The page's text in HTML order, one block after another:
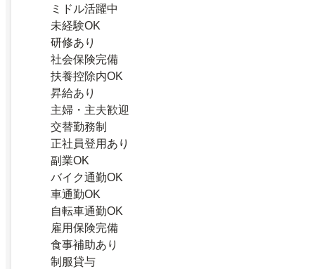
ミドル活躍中
未経験OK
研修あり
社会保険完備
扶養控除内OK
昇給あり
主婦・主夫歓迎
交替勤務制
正社員登用あり
副業OK
バイク通勤OK
車通勤OK
自転車通勤OK
雇用保険完備
食事補助あり
制服貸与